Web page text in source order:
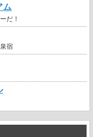
ム
だ！
宿